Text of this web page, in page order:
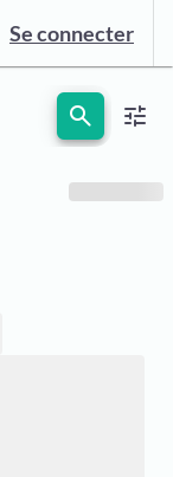
Se connecter
search tune